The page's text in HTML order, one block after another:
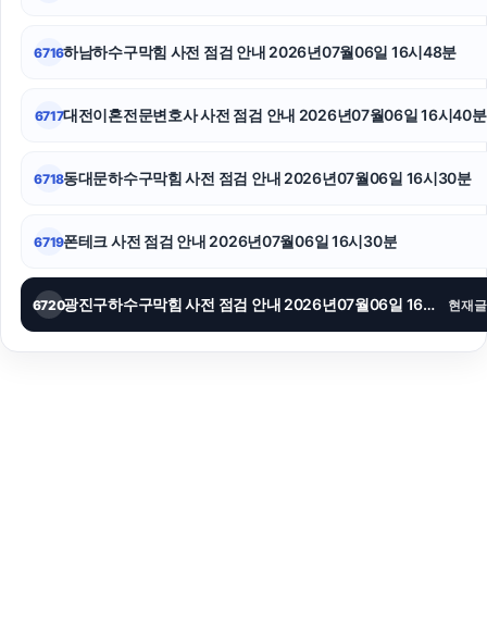
6716하남하수구막힘 사전 점검 안내 2026년07월06일 16시48분
6717대전이혼전문변호사 사전 점검 안내 2026년07월06일 16시40분
6718동대문하수구막힘 사전 점검 안내 2026년07월06일 16시30분
6719폰테크 사전 점검 안내 2026년07월06일 16시30분
6720 광진구하수구막힘 사전 점검 안내 2026년07월06일 16시24분 현재글